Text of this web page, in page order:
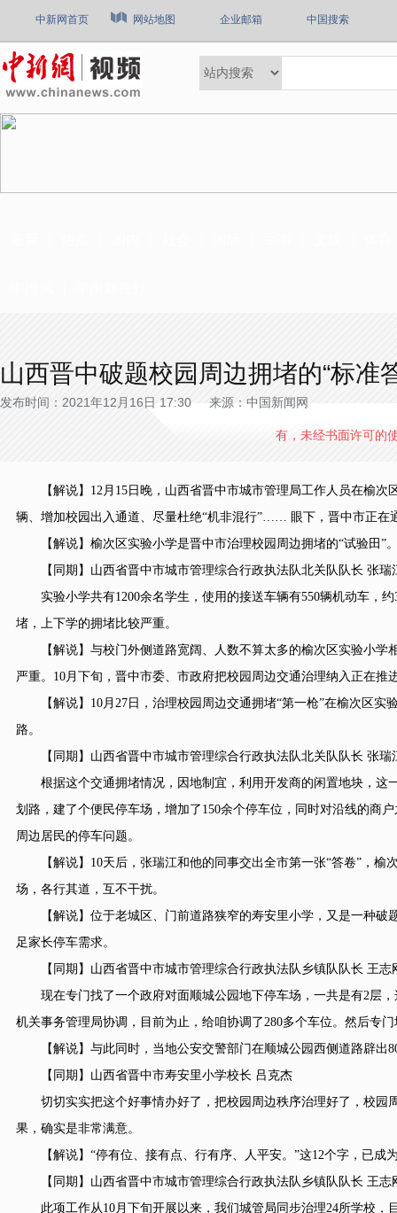
中新网首页 网站地图 企业邮箱 中国搜索
山西晋中破题校园周边拥堵的“标准
发布时间：2021年12月16日 17:30 来源：中国新闻网
有，未经书面许可的
【解说】12月15日晚，山西省晋中市城市管理局工作人员在榆次
辆、增加校园出入通道、尽量杜绝“机非混行”…… 眼下，晋中市正在
【解说】榆次区实验小学是晋中市治理校园周边拥堵的“试验田”
【同期】山西省晋中市城市管理综合行政执法队北关队队长 张瑞
实验小学共有1200余名学生，使用的接送车辆有550辆机动车，约
堵，上下学的拥堵比较严重。
【解说】与校门外侧道路宽阔、人数不算太多的榆次区实验小学
严重。10月下旬，晋中市委、市政府把校园周边交通治理纳入正在推
【解说】10月27日，治理校园周边交通拥堵“第一枪”在榆次区实
路。
【同期】山西省晋中市城市管理综合行政执法队北关队队长 张瑞
根据这个交通拥堵情况，因地制宜，利用开发商的闲置地块，这
划路，建了个便民停车场，增加了150余个停车位，同时对沿线的商
周边居民的停车问题。
【解说】10天后，张瑞江和他的同事交出全市第一张“答卷”，榆
场，各行其道，互不干扰。
【解说】位于老城区、门前道路狭窄的寿安里小学，又是一种破
足家长停车需求。
【同期】山西省晋中市城市管理综合行政执法队乡镇队队长 王志
现在专门找了一个政府对面顺城公园地下停车场，一共是有2层，
机关事务管理局协调，目前为止，给咱协调了280多个车位。然后专
【解说】与此同时，当地公安交警部门在顺城公园西侧道路辟出
【同期】山西省晋中市寿安里小学校长 吕克杰
切切实实把这个好事情办好了，把校园周边秩序治理好了，校园
果，确实是非常满意。
【解说】“停有位、接有点、行有序、人平安。”这12个字，已成
【同期】山西省晋中市城市管理综合行政执法队乡镇队队长 王志
此项工作从10月下旬开展以来，我们城管局同步治理24所学校，